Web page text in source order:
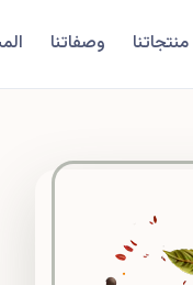
منتجاتنا وصفاتنا